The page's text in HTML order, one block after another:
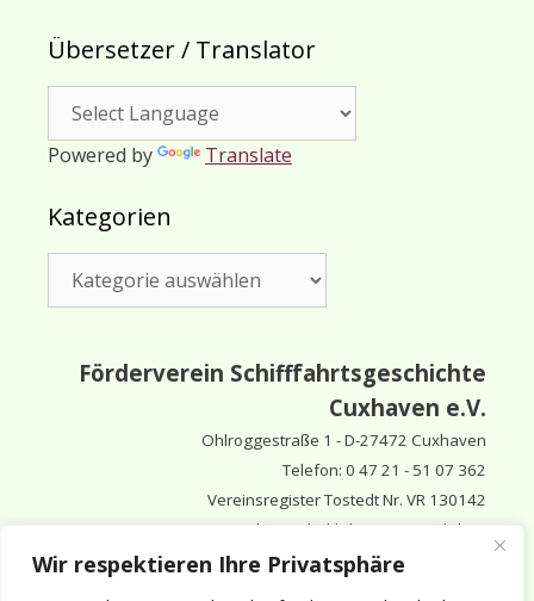
Wir respektieren Ihre Privatsphäre
Übersetzer / Translator
Powered by Translate
Kategorien
Förderverein Schifffahrtsgeschichte
Cuxhaven e.V.
Ohlroggestraße 1 - D-27472 Cuxhaven
Telefon: 0 47 21 - 51 07 362
Vereinsregister Tostedt Nr. VR 130142
Vorsitzender & inhaltlich Verantwortlicher:
Horst Huthsfeldt